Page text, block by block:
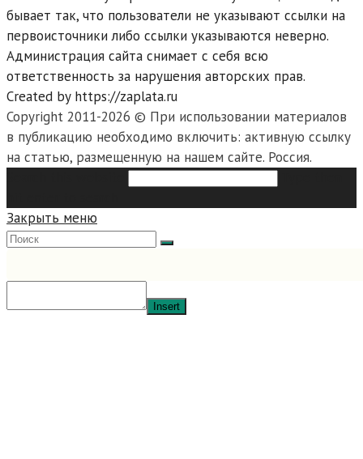
бывает так, что пользователи не указывают ссылки на
первоисточники либо ссылки указываются неверно.
Администрация сайта снимает с себя всю
ответственность за нарушения авторских прав.
Created by https://zaplata.ru
Copyright 2011-2026 © При использовании материалов
в публикацию необходимо включить: активную ссылку
на статью, размещенную на нашем сайте. Россия.
Закрыть меню
Insert